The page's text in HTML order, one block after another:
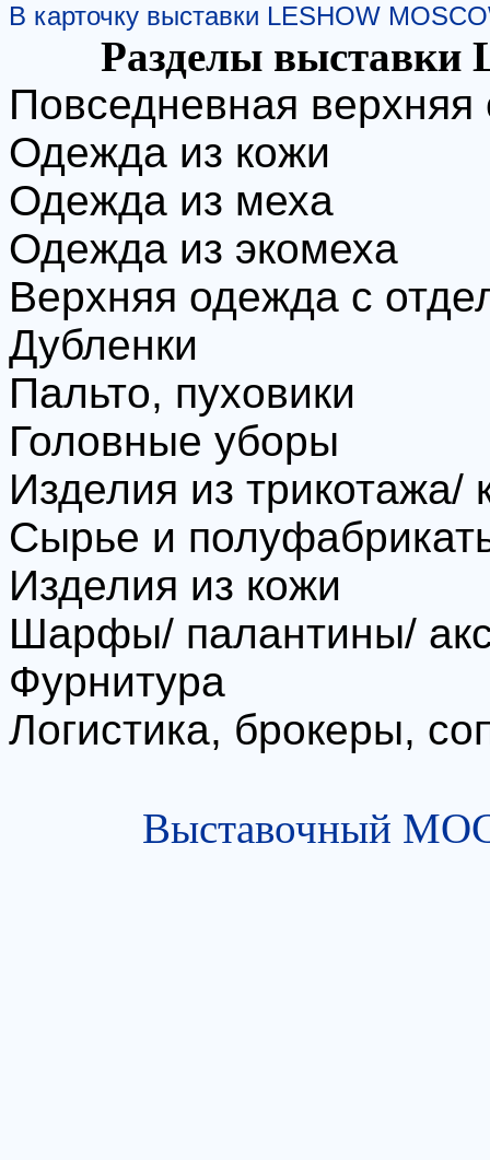
В карточку выставки LESHOW
Разделы выставки
Повседневная
Одежда из кожи
Одежда из меха
Одежда из экомеха
Верхняя одежда с
Дубленки
Пальто, пуховики
Головные уборы
Изделия из
Сырье и
Изделия из кожи
Шарфы/ палантины/
Фурнитура
Логистика, брокеры,
Выставочный